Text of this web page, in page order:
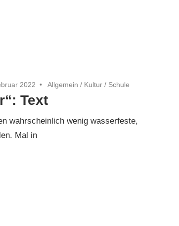
2022 Allgemein / Kultur / Schule
Text
wahrscheinlich wenig wasserfeste,
Mal in